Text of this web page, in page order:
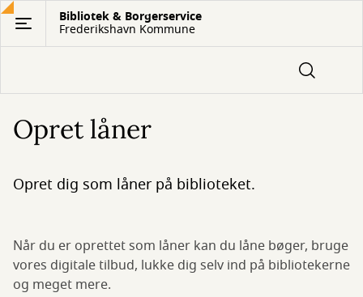
Gå
hovedindhold
Bibliotek & Borgerservice
Frederikshavn Kommune
Opret låner
Opret dig som låner på biblioteket.
Når du er oprettet som låner kan du låne bøger, bruge
vores digitale tilbud, lukke dig selv ind på bibliotekerne
og meget mere.